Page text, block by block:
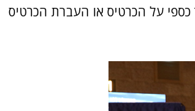
על הכרטיס או העברת הכרטיס